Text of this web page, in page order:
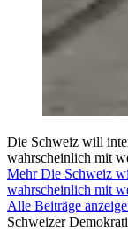
Die Schweiz will
wahrscheinlich mit
Mehr Die Schweiz
wahrscheinlich mit
Alle Beiträge
Schweizer